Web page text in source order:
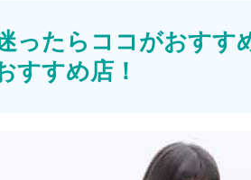
ったらココがおすす
すすめ店！